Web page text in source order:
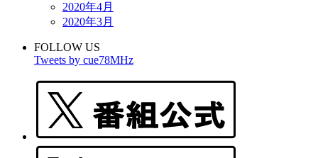
2020年4月
2020年3月
FOLLOW US
Tweets by cue78MHz